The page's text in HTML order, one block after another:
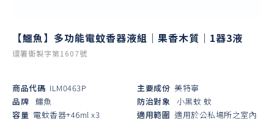
【鱷魚】多功能電蚊香器液組｜果香木質｜1器3液
環署衛製字第1607號
商品代碼 ILM0463P
品牌 鱷魚
容量 電蚊香器+46ml x3
主要成份 美特寧
防治對象 小黑蚊 蚊
適用範圍 適用於公私場所之室內